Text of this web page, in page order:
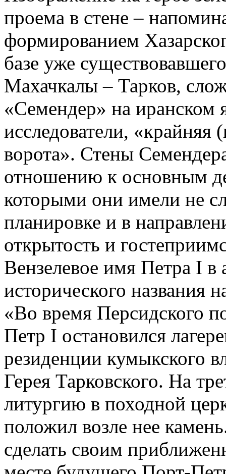
проема в стене –
формированием
базе уже
Махачкалы – Тарков,
«Семендер» на иранском
исследователи, «крайняя
ворота». Стены
отношению к основным
которыми они имели не
планировке и в
открытость и
Вензелевое имя Петра I в
исторического названия
«Во время Персидского
Петр I остановился
резиденции кумыкского
Герея Тарковского. На
литургию в походной
положил возле нее
сделать своим